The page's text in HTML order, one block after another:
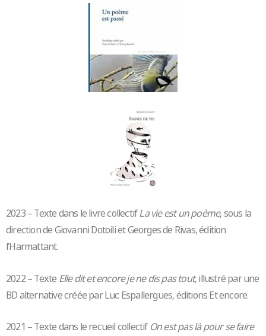
2023 – Texte dans le livre collectifLa vie est un poème, sous la
direction de Giovanni Dotoili et Georges de Rivas, édition
l’Harmattant.
2022 – Texte Elle dit et encore je ne dis pas tout,illustré par une
BD alternative créée par Luc Espallergues, éditions Et encore.
2021 – Texte dans le recueil collectif On est pas là pour se faire